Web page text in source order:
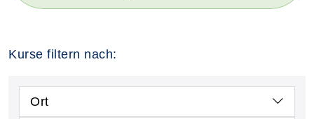
Kurse filtern nach:
Ort